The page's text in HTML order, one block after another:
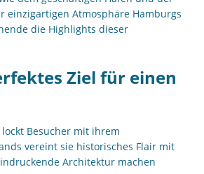
einzigartigen Atmosphäre Hamburgs
die Highlights dieser
Ziel für einen
Besucher mit ihrem
vereint sie historisches Flair mit
Architektur machen